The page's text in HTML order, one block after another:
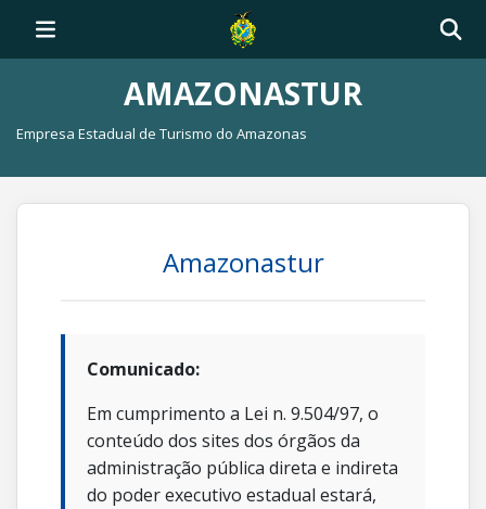
AMAZONASTUR
Empresa Estadual de Turismo do Amazonas
Amazonastur
Comunicado:
Em cumprimento a Lei n. 9.504/97, o
conteúdo dos sites dos órgãos da
administração pública direta e indireta
do poder executivo estadual estará,